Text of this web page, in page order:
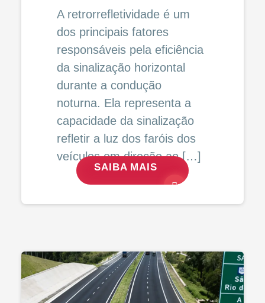
A retrorrefletividade é um
dos principais fatores
responsáveis pela eficiência
da sinalização horizontal
durante a condução
noturna. Ela representa a
capacidade da sinalização
refletir a luz dos faróis dos
veículos em direção ao […]
SAIBA MAIS